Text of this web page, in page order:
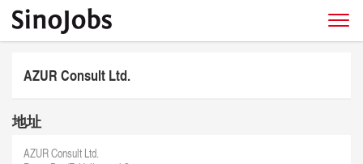
AZUR Consult Ltd.
地址
AZUR Consult Ltd.